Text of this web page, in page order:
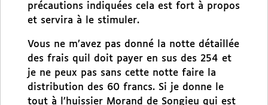
précautions indiquées cela est fort à propos
et servira à le stimuler.
Vous ne m’avez pas donné la notte détaillée
des frais quil doit payer en sus des 254 et
je ne peux pas sans cette notte faire la
distribution des 60 francs. Si je donne le
tout à l’huissier Morand de Songieu qui est